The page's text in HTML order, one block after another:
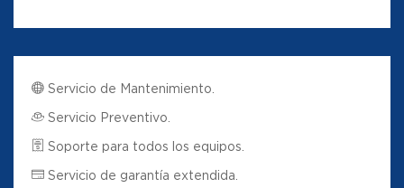
Servicio de Mantenimiento.
Servicio Preventivo.
Soporte para todos los equipos.
Servicio de garantía extendida.